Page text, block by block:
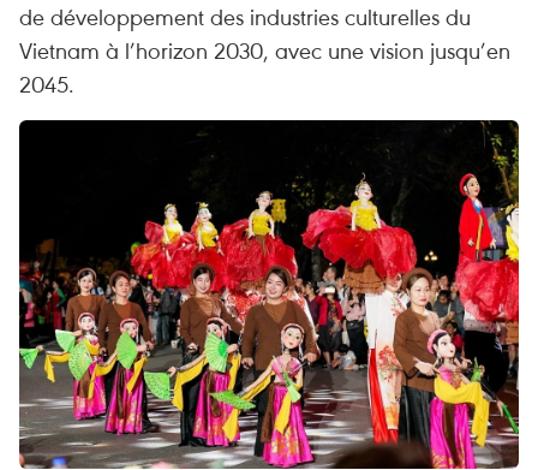
de développement des industries culturelles du
Vietnam à l’horizon 2030, avec une vision jusqu’en
2045.